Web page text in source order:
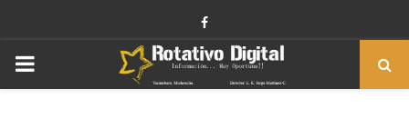
Facebook
PRIMARY